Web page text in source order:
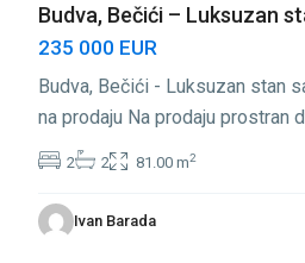
Budva, Bečići – Luksuzan
235 000 EUR
Budva, Bečići - Luksuzan stan
na prodaju Na prodaju prostran
2 2 81.00 m2
Ivan Barada
Bečići,